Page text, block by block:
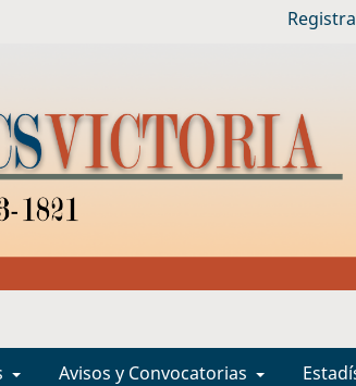
Avisos y Convocatorias